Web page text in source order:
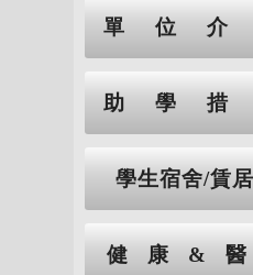
單位
助學
學生宿舍/賃
健康&